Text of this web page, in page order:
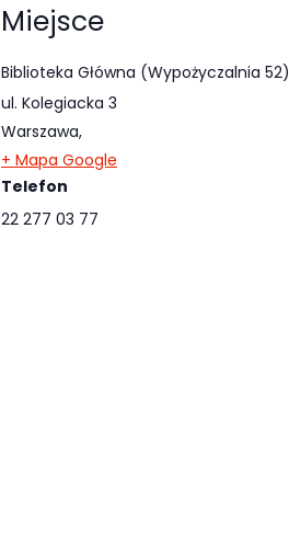
Miejsce
Biblioteka Główna (Wypożyczalnia 52)
ul. Kolegiacka 3
Warszawa,
+ Mapa Google
Telefon
22 277 03 77